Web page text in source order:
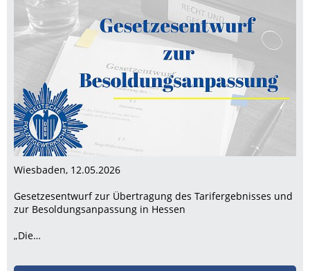
Wiesbaden, 12.05.2026
Gesetzesentwurf zur Übertragung des Tarifergebnisses und
zur Besoldungsanpassung in Hessen
„Die…